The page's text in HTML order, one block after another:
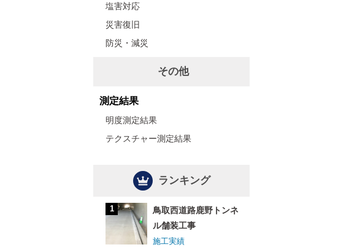
塩害対応
災害復旧
防災・減災
その他
測定結果
明度測定結果
テクスチャー測定結果
ランキング
鳥取西道路鹿野トンネ
ル舗装工事
施工実績